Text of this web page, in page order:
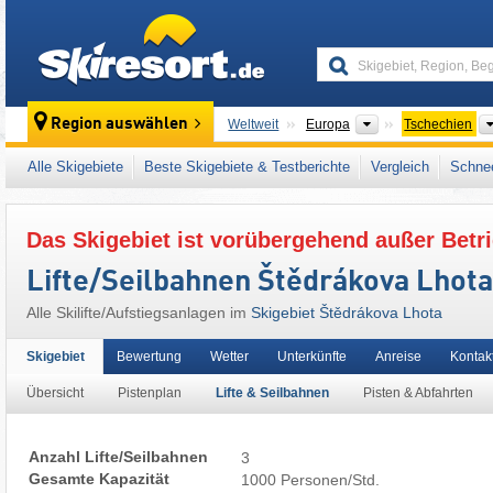
Region auswählen Weltweit Europa Kontinente
Tschechien
Dieses Skigebiet liegt auch in: Glatzer
Mittelmähren (Střední Morava)
Alle Skigebiete Beste Skigebiete & Testberichte Vergleich
Das Skigebiet ist vorübergehend außer
Lifte/Seilbahnen Štědrákova Lhota
Alle Skilifte/Aufstiegsanlagen im Skigebiet Štědrákova Lhota
Skigebiet
Übersicht Pistenplan Lifte & Seilbahnen Pisten & Abfahrten
Bewertung Wetter Unterkünfte Anreise
Anzahl Lifte/Seilbahnen
3
Gesamte Kapazität
1000 Personen/Std.